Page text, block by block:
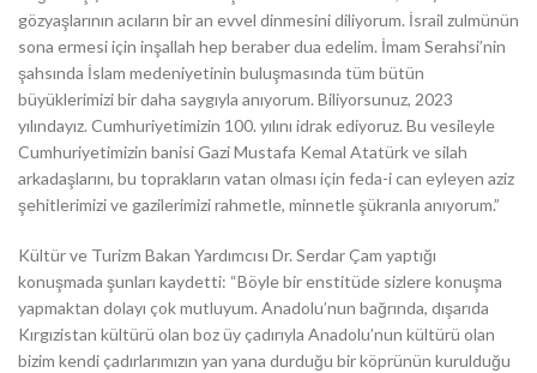
gözyaşlarının acıların bir an evvel dinmesini diliyorum. İsrail zulmünün
sona ermesi için inşallah hep beraber dua edelim. İmam Serahsi’nin
şahsında İslam medeniyetinin buluşmasında tüm bütün
büyüklerimizi bir daha saygıyla anıyorum. Biliyorsunuz, 2023
yılındayız. Cumhuriyetimizin 100. yılını idrak ediyoruz. Bu vesileyle
Cumhuriyetimizin banisi Gazi Mustafa Kemal Atatürk ve silah
arkadaşlarını, bu toprakların vatan olması için feda-i can eyleyen aziz
şehitlerimizi ve gazilerimizi rahmetle, minnetle şükranla anıyorum.”
Kültür ve Turizm Bakan Yardımcısı Dr. Serdar Çam yaptığı
konuşmada şunları kaydetti: “Böyle bir enstitüde sizlere konuşma
yapmaktan dolayı çok mutluyum. Anadolu’nun bağrında, dışarıda
Kırgızistan kültürü olan boz üy çadırıyla Anadolu’nun kültürü olan
bizim kendi çadırlarımızın yan yana durduğu bir köprünün kurulduğu